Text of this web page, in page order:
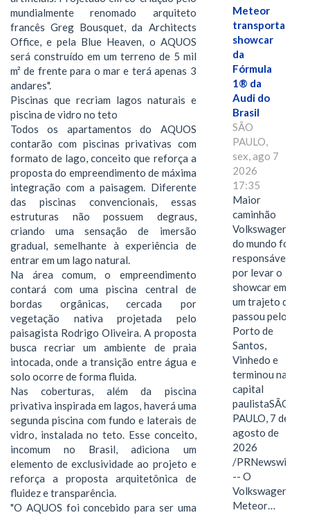
mundialmente renomado arquiteto
francês Greg Bousquet, da Architects
Office, e pela Blue Heaven, o AQUOS
será construído em um terreno de 5 mil
m² de frente para o mar e terá apenas 3
andares".
Piscinas que recriam lagos naturais e
piscina de vidro no teto
Todos os apartamentos do AQUOS
contarão com piscinas privativas com
formato de lago, conceito que reforça a
proposta do empreendimento de máxima
integração com a paisagem. Diferente
das piscinas convencionais, essas
estruturas não possuem degraus,
criando uma sensação de imersão
gradual, semelhante à experiência de
entrar em um lago natural.
Na área comum, o empreendimento
contará com uma piscina central de
bordas orgânicas, cercada por
vegetação nativa projetada pelo
paisagista Rodrigo Oliveira. A proposta
busca recriar um ambiente de praia
intocada, onde a transição entre água e
solo ocorre de forma fluida.
Nas coberturas, além da piscina
privativa inspirada em lagos, haverá uma
segunda piscina com fundo e laterais de
vidro, instalada no teto. Esse conceito,
incomum no Brasil, adiciona um
elemento de exclusividade ao projeto e
reforça a proposta arquitetônica de
fluidez e transparência.
"O AQUOS foi concebido para ser uma
Meteor
transporta
showcar
da
Fórmula
1® da
Audi do
Brasil
SÃO
PAULO,
sex, ago 7
2026
17:35
Maior
caminhão
Volkswagen
do mundo foi
responsável
por levar o
showcar em
um trajeto que
passou pelo
Porto de
Santos,
Vinhedo e
terminou na
capital
paulistaSÃO
PAULO, 7 de
agosto de
2026
/PRNewswire/
-- O
Volkswagen
Meteor…